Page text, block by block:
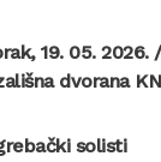
19. 05. 2026.
dvorana
solisti